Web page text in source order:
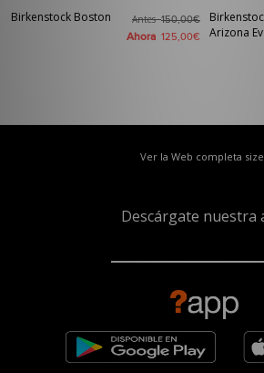
Birkenstock Boston Antes150,00€
Ahora 125,00€
Arizona
Ver la Web completa
Descárgate nuestra